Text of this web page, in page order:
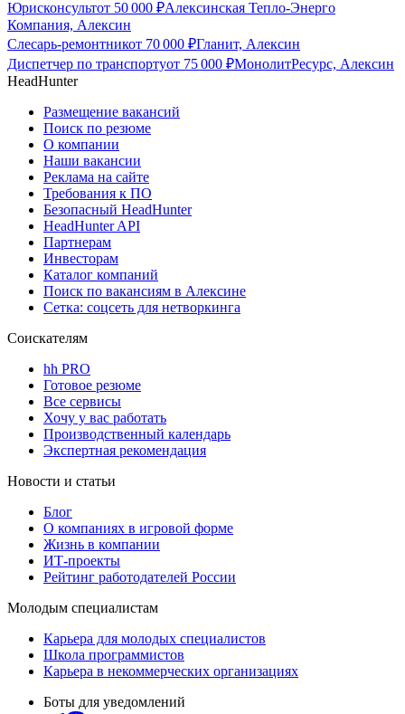
Юрисконсультот 50 000 ₽Алексинская Тепло-Энерго
Компания, Алексин
Слесарь-ремонтникот 70 000 ₽Гланит, Алексин
Диспетчер по транспортуот 75 000 ₽МонолитРесурс, Алексин
HeadHunter
Размещение вакансий
Поиск по резюме
О компании
Наши вакансии
Реклама на сайте
Требования к ПО
Безопасный HeadHunter
HeadHunter API
Партнерам
Инвесторам
Каталог компаний
Поиск по вакансиям в Алексине
Сетка: соцсеть для нетворкинга
Соискателям
hh PRO
Готовое резюме
Все сервисы
Хочу у вас работать
Производственный календарь
Экспертная рекомендация
Новости и статьи
Блог
О компаниях в игровой форме
Жизнь в компании
ИТ-проекты
Рейтинг работодателей России
Молодым специалистам
Карьера для молодых специалистов
Школа программистов
Карьера в некоммерческих организациях
Боты для уведомлений